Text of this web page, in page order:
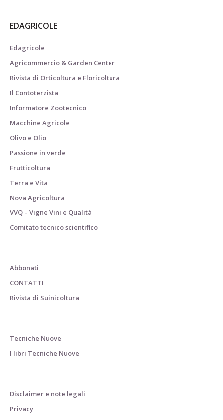
EDAGRICOLE
Edagricole
Agricommercio & Garden Center
Rivista di Orticoltura e Floricoltura
Il Contoterzista
Informatore Zootecnico
Macchine Agricole
Olivo e Olio
Passione in verde
Frutticoltura
Terra e Vita
Nova Agricoltura
VVQ – Vigne Vini e Qualità
Comitato tecnico scientifico
Abbonati
CONTATTI
Rivista di Suinicoltura
Tecniche Nuove
I libri Tecniche Nuove
Disclaimer e note legali
Privacy